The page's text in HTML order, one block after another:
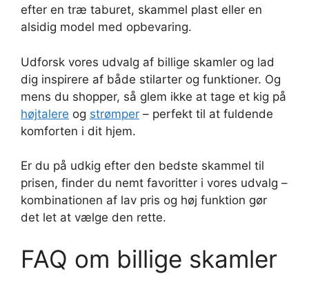
efter en træ taburet, skammel plast eller en
alsidig model med opbevaring.
Udforsk vores udvalg af billige skamler og lad
dig inspirere af både stilarter og funktioner. Og
mens du shopper, så glem ikke at tage et kig på
højtalere og strømper – perfekt til at fuldende
komforten i dit hjem.
Er du på udkig efter den bedste skammel til
prisen, finder du nemt favoritter i vores udvalg –
kombinationen af lav pris og høj funktion gør
det let at vælge den rette.
FAQ om billige skamler